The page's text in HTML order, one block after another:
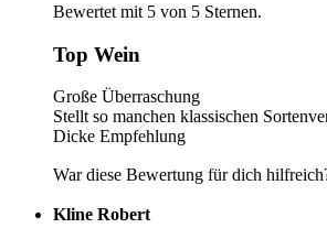
Bewertet mit 5 von 5 Sternen.
Top Wein
Große Überraschung
Stellt so manchen klassischen
Dicke Empfehlung
War diese Bewertung für dich
Kline Robert